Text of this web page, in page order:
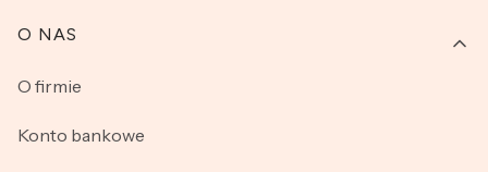
O NAS
O firmie
Konto bankowe